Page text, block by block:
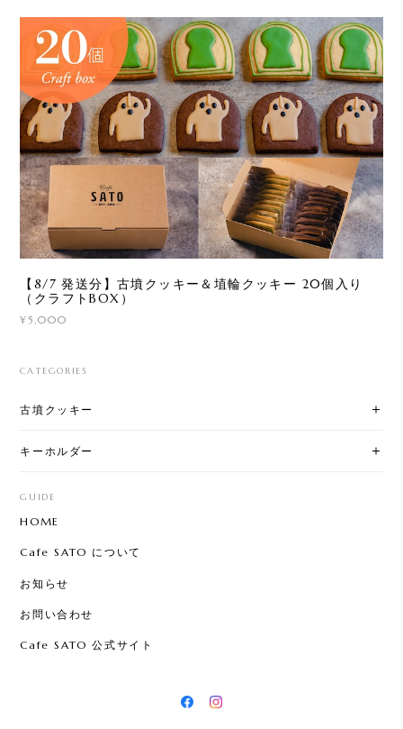
【8/7 発送分】古墳クッキー＆埴輪クッキー 20個入り
（クラフトBOX）
¥5,000
CATEGORIES
古墳クッキー
キーホルダー
GUIDE
HOME
Cafe SATO について
お知らせ
お問い合わせ
Cafe SATO 公式サイト